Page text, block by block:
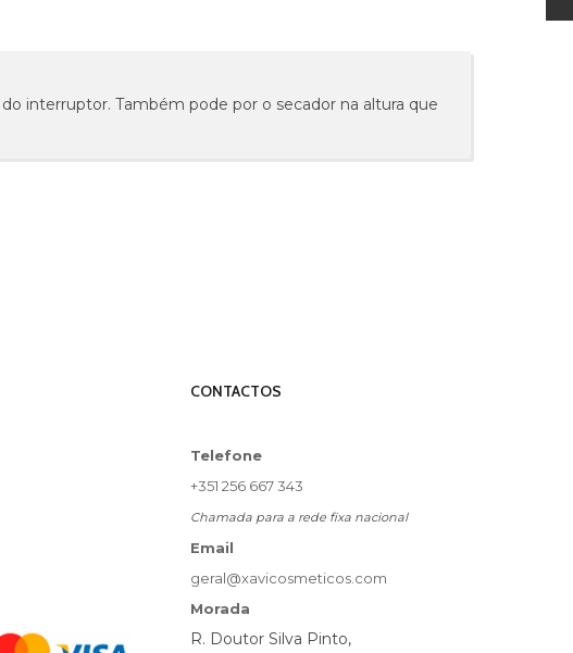
interruptor. Também pode por o secador na altura que
CONTACTOS
Telefone
+351 256 667 343
Chamada para a rede fixa nacional
Email
geral@xavicosmeticos.com
Morada
R. Doutor Silva Pinto,